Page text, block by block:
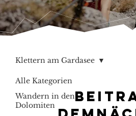
Alle Kategorien
Wandern in den
Dolomiten
Klettern am Gardasee